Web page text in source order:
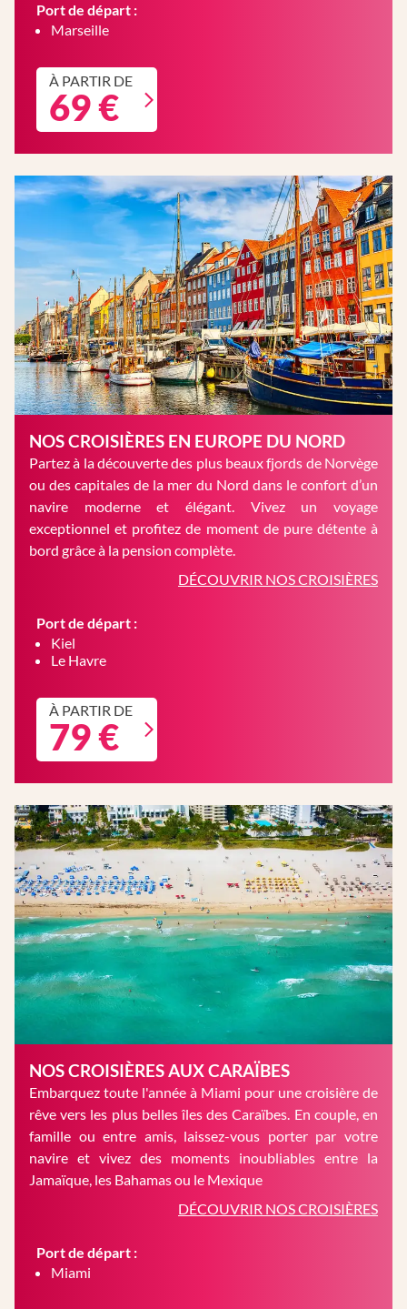
Port de départ :
Marseille
À PARTIR DE
69 €
NOS CROISIÈRES EN EUROPE DU NORD
Partez à la découverte des plus beaux fjords de Norvège
ou des capitales de la mer du Nord dans le confort d’un
navire moderne et élégant. Vivez un voyage
exceptionnel et profitez de moment de pure détente à
bord grâce à la pension complète.
DÉCOUVRIR NOS CROISIÈRES
Port de départ :
Kiel
Le Havre
À PARTIR DE
79 €
NOS CROISIÈRES AUX CARAÏBES
Embarquez toute l'année à Miami pour une croisière de
rêve vers les plus belles îles des Caraïbes. En couple, en
famille ou entre amis, laissez-vous porter par votre
navire et vivez des moments inoubliables entre la
Jamaïque, les Bahamas ou le Mexique
DÉCOUVRIR NOS CROISIÈRES
Port de départ :
Miami